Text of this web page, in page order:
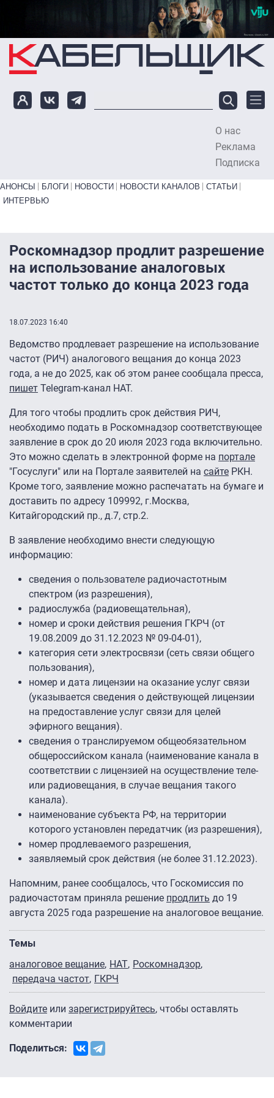
Перейти к основному содержанию
О нас
Реклама
Подписка
Primary links bottom
АНОНСЫ БЛОГИ НОВОСТИ НОВОСТИ КАНАЛОВ
СТАТЬИ
ИНТЕРВЬЮ
Роскомнадзор продлит разрешение
на использование аналоговых
частот только до конца 2023 года
18.07.2023 16:40
Ведомство продлевает разрешение на использование
частот (РИЧ) аналогового вещания до конца 2023
года, а не до 2025, как об этом ранее сообщала пресса,
пишет Telegram-канал НАТ.
Для того чтобы продлить срок действия РИЧ,
необходимо подать в Роскомнадзор соответствующее
заявление в срок до 20 июля 2023 года включительно.
Это можно сделать в электронной форме на портале
"Госуслуги" или на Портале заявителей на сайте РКН.
Кроме того, заявление можно распечатать на бумаге и
доставить по адресу 109992, г.Москва,
Китайгородский пр., д.7, стр.2.
В заявление необходимо внести следующую
информацию:
сведения о пользователе радиочастотным
спектром (из разрешения),
радиослужба (радиовещательная),
номер и сроки действия решения ГКРЧ (от
19.08.2009 до 31.12.2023 № 09-04-01),
категория сети электросвязи (сеть связи общего
пользования),
номер и дата лицензии на оказание услуг связи
(указывается сведения о действующей лицензии
на предоставление услуг связи для целей
эфирного вещания).
сведения о транслируемом общеобязательном
общероссийском канала (наименование канала в
соответствии с лицензией на осуществление теле-
или радиовещания, в случае вещания такого
канала).
наименование субъекта РФ, на территории
которого установлен передатчик (из разрешения),
номер продлеваемого разрешения,
заявляемый срок действия (не более 31.12.2023).
Напомним, ранее сообщалось, что Госкомиссия по
радиочастотам приняла решение продлить до 19
августа 2025 года разрешение на аналоговое вещание.
Темы
аналоговое вещание НАТ Роскомнадзор
передача частот ГКРЧ
Войдите или зарегистрируйтесь, чтобы оставлять
комментарии
Поделиться: